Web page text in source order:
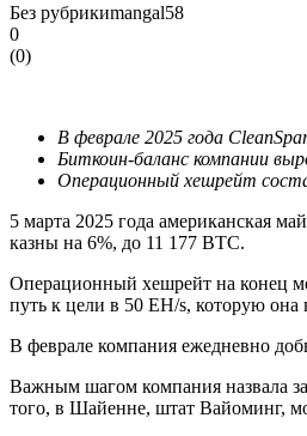
Без рубрикиmangal58
0
(0)
В феврале 2025 года
Биткоин-баланс компании
Операционный хешрейт
5 марта 2025 года американская
казны на 6%, до 11 177 BTC.
Операционный хешрейт на конец
путь к цели в 50 EH/s, которую
В феврале компания ежедневно
Важным шагом компания назвала
того, в Шайенне, штат Вайоминг,